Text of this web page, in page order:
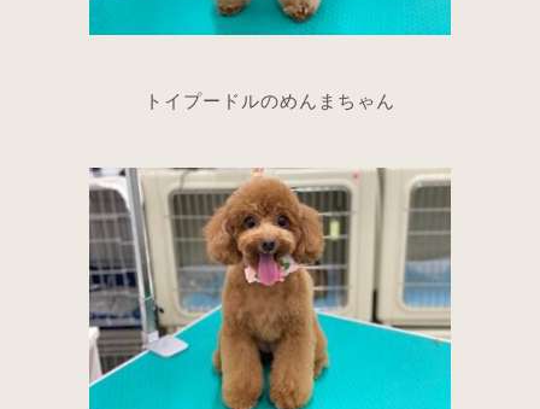
トイプードルのめんまちゃん